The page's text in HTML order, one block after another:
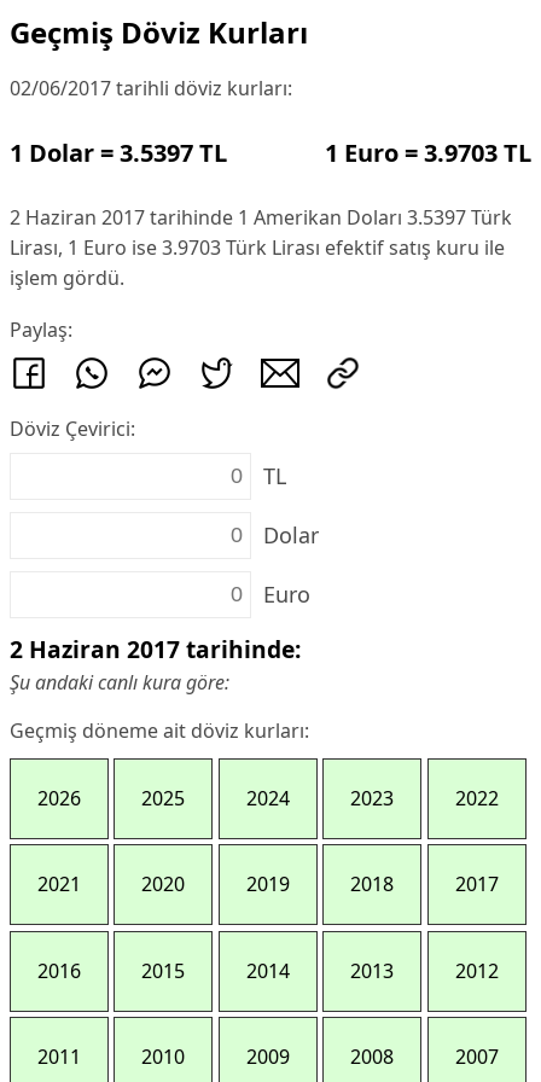
Geçmiş Döviz Kurları
02/06/2017 tarihli döviz kurları:
1 Dolar = 3.5397 TL 1 Euro = 3.9703 TL
2 Haziran 2017 tarihinde 1 Amerikan Doları 3.5397 Türk
Lirası, 1 Euro ise 3.9703 Türk Lirası efektif satış kuru ile
işlem gördü.
Paylaş:
Döviz Çevirici:
TL
Dolar
Euro
2 Haziran 2017 tarihinde:
Şu andaki canlı kura göre:
Geçmiş döneme ait döviz kurları:
2026 2025 2024 2023 2022
2021 2020 2019 2018 2017
2016 2015 2014 2013 2012
2011 2010 2009 2008 2007